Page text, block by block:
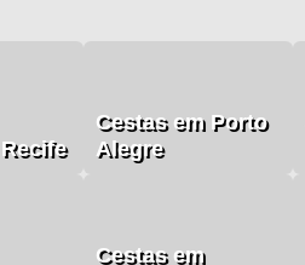
Cestas em Porto
Alegre
Cestas em